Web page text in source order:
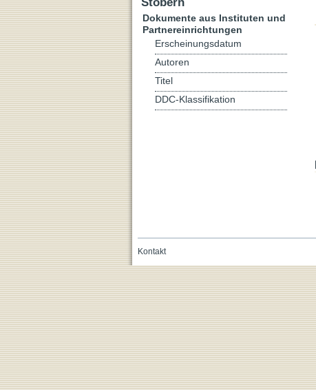
Dokumente aus Instituten und
Partnereinrichtungen
Erscheinungsdatum
Autoren
Titel
DDC-Klassifikation
Kontakt